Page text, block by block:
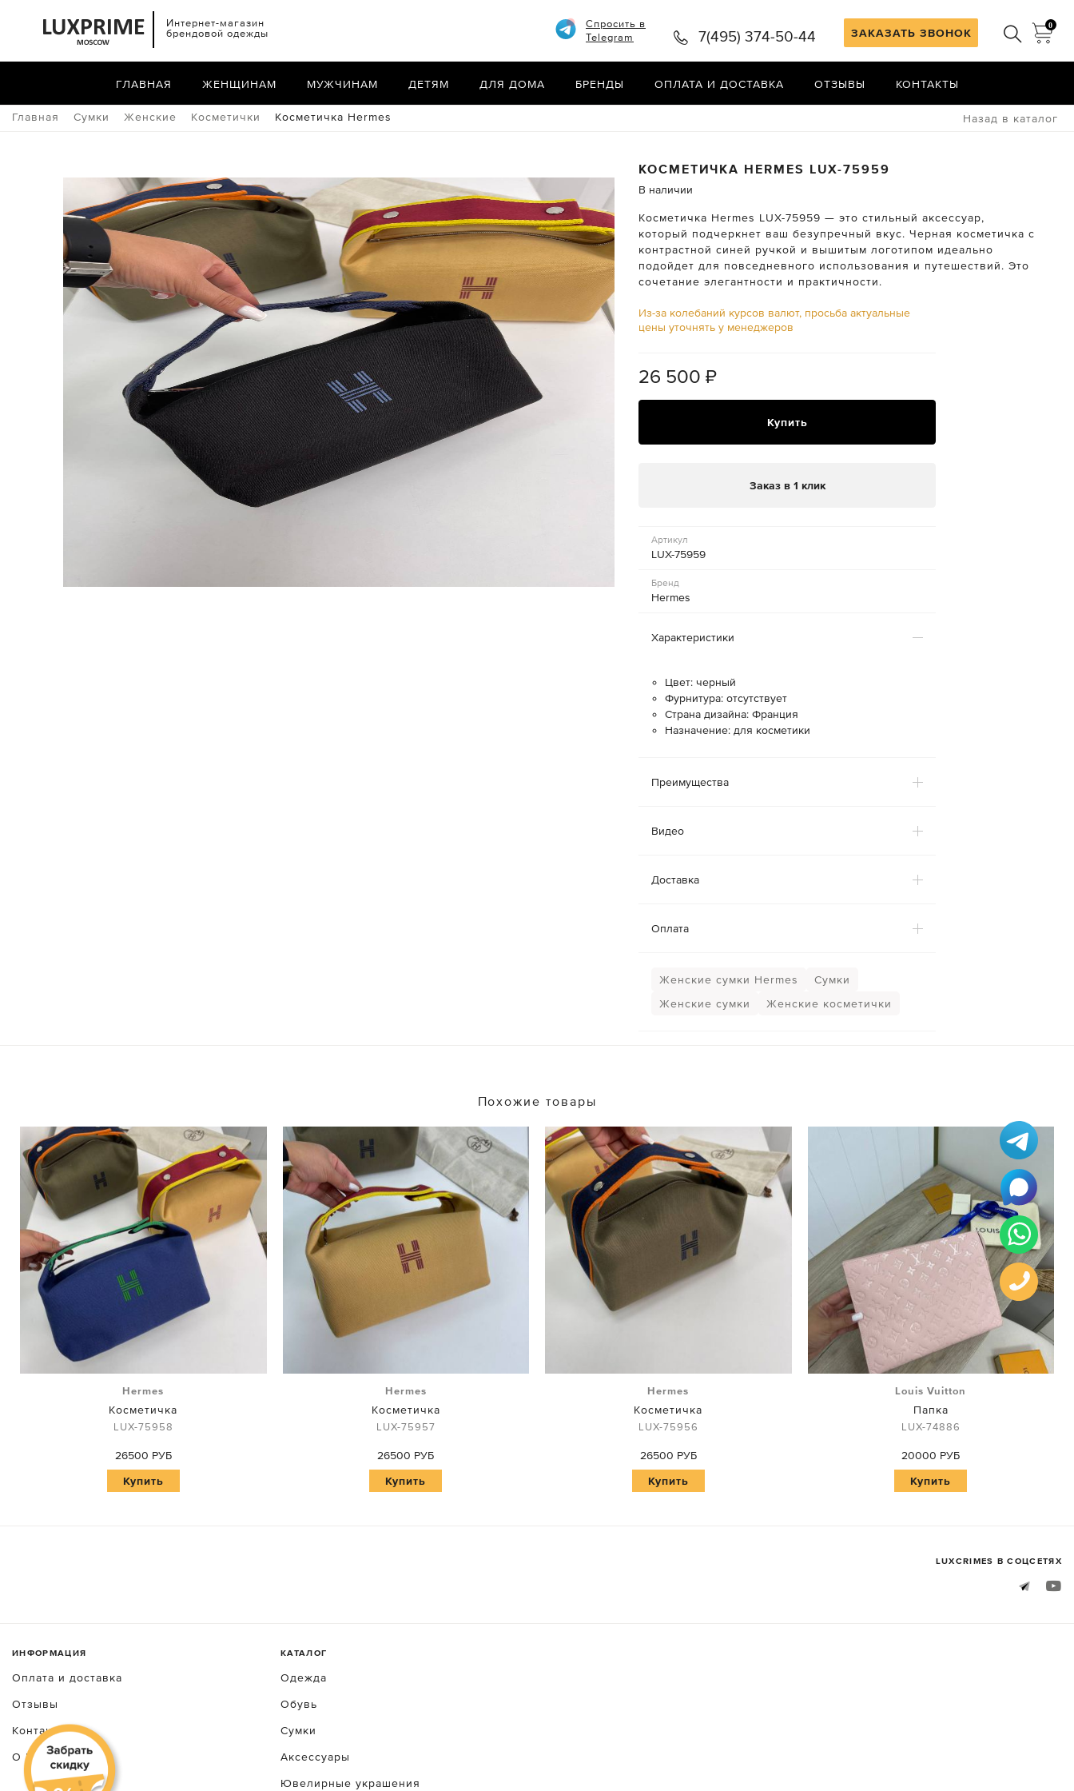
Интернет-магазин
брендовой одежды
ЗАКАЗАТЬ ЗВОНОК
0
Спросить в
Telegram
7(495) 374-50-44
ГЛАВНАЯ ЖЕНЩИНАМ МУЖЧИНАМ ДЕТЯМ ДЛЯ ДОМА БРЕНДЫ ОПЛАТА И ДОСТАВКА ОТЗЫВЫ КОНТАКТЫ
Главная Сумки Женские Косметички Косметичка Hermes Назад в каталог
КОСМЕТИЧКА HERMES LUX-75959
В наличии
Косметичка Hermes LUX-75959 — это стильный аксессуар,
который подчеркнет ваш безупречный вкус. Черная косметичка с
контрастной синей ручкой и вышитым логотипом идеально
подойдет для повседневного использования и путешествий. Это
сочетание элегантности и практичности.
Из-за колебаний курсов валют, просьба актуальные
цены уточнять у менеджеров
26 500 ₽
Купить
Заказ в 1 клик
Артикул
LUX-75959
Бренд
Hermes
Характеристики
Цвет: черный
Фурнитура: отсутствует
Страна дизайна: Франция
Назначение: для косметики
Преимущества
Видео
Доставка
Оплата
Женские сумки Hermes
Сумки
Женские сумки
Женские косметички
Похожие товары
Hermes
Косметичка
LUX-75958
26500 РУБ
Купить
Hermes
Косметичка
LUX-75957
26500 РУБ
Купить
Hermes
Косметичка
LUX-75956
26500 РУБ
Купить
Louis Vuitton
Папка
LUX-74886
20000 РУБ
Купить
LUXСRIMES В СОЦСЕТЯХ
ИНФОРМАЦИЯ
Оплата и доставка
Отзывы
Контакты
О luxecrime
КАТАЛОГ
Одежда
Обувь
Сумки
Аксессуары
Ювелирные украшения